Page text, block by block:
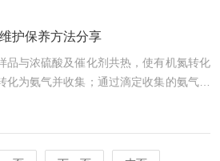
护保养方法分享
品与浓硫酸及催化剂共热，使有机氮转化
为氨气并收集；通过滴定收集的氨气，
量。它以测量准确、操作简便、适用范围
的分析设备，为科研、生产及质量控制